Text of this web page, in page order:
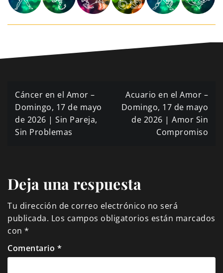
Navegación
de
entradas
Cáncer en el Amor –
Domingo, 17 de mayo
de 2026 | Sin Pareja,
Sin Problemas
Acuario en el Amor –
Domingo, 17 de mayo
de 2026 | Amor Sin
Compromiso
Deja una respuesta
Tu dirección de correo electrónico no será
publicada. Los campos obligatorios están marcados
con *
Comentario *